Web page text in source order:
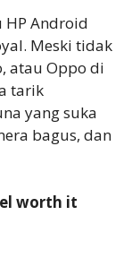
HP Android
Meski tidak
atau Oppo di
tarik
yang suka
bagus, dan
worth it